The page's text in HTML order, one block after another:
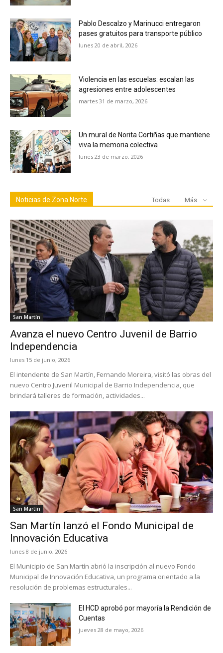
Pablo Descalzo y Marinucci entregaron
pases gratuitos para transporte público
lunes 20 de abril, 2026
Violencia en las escuelas: escalan las
agresiones entre adolescentes
martes 31 de marzo, 2026
Un mural de Norita Cortiñas que mantiene
viva la memoria colectiva
lunes 23 de marzo, 2026
Noticias de Zona Norte Todas Más
San Martín
Avanza el nuevo Centro Juvenil de Barrio
Independencia
lunes 15 de junio, 2026
El intendente de San Martín, Fernando Moreira, visitó las obras del
nuevo Centro Juvenil Municipal de Barrio Independencia, que
brindará talleres de formación, actividades...
San Martín
San Martín lanzó el Fondo Municipal de
Innovación Educativa
lunes 8 de junio, 2026
El Municipio de San Martín abrió la inscripción al nuevo Fondo
Municipal de Innovación Educativa, un programa orientado a la
resolución de problemas estructurales...
El HCD aprobó por mayoría la Rendición de
Cuentas
jueves 28 de mayo, 2026